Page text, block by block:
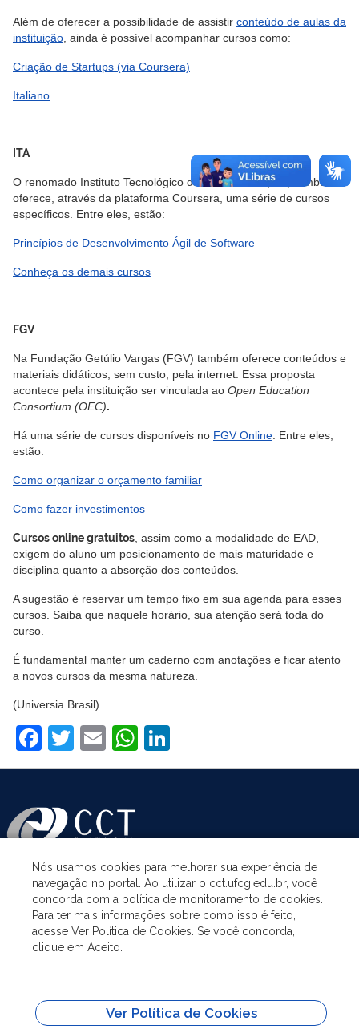
Além de oferecer a possibilidade de assistir conteúdo de aulas da
instituição , ainda é possível acompanhar cursos como:
Criação de Startups (via Coursera)
Italiano
ITA
O renomado Instituto Tecnológico da Aeronáutica (ITA) também
oferece, através da plataforma Coursera, uma série de cursos
específicos. Entre eles, estão:
Princípios de Desenvolvimento Ágil de Software
Conheça os demais cursos
FGV
Na Fundação Getúlio Vargas (FGV) também oferece conteúdos e
materiais didáticos, sem custo, pela internet. Essa proposta
acontece pela instituição ser vinculada ao Open Education
Consortium (OEC).
Há uma série de cursos disponíveis no FGV Online . Entre eles,
estão:
Como organizar o orçamento familiar
Como fazer investimentos
Cursos online gratuitos , assim como a modalidade de EAD,
exigem do aluno um posicionamento de mais maturidade e
disciplina quanto a absorção dos conteúdos.
A sugestão é reservar um tempo fixo em sua agenda para esses
cursos. Saiba que naquele horário, sua atenção será toda do
curso.
É fundamental manter um caderno com anotações e ficar atento
a novos cursos da mesma natureza.
(Universia Brasil)
Facebook
Twitter
EmailWhatsApp
ASSUNTOS
ACESSO À INFORMAÇÃO
SITES IMPORTANTES
Nós usamos cookies para melhorar sua experiência de
navegação no portal. Ao utilizar o cct.ufcg.edu.br, você
concorda com a política de monitoramento de cookies.
Para ter mais informações sobre como isso é feito,
acesse Ver Política de Cookies. Se você concorda,
clique em Aceito.
Ver Política de Cookies